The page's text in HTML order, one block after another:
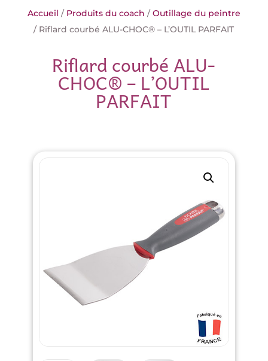
Accueil / Produits du coach /Outillage du peintre
/ Riflard courbé ALU-CHOC® – L’OUTIL PARFAIT
Riflard courbé ALU-
CHOC® – L’OUTIL
PARFAIT